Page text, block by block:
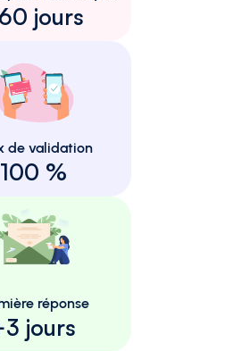
jours
100 %
de validation
jours
réponse